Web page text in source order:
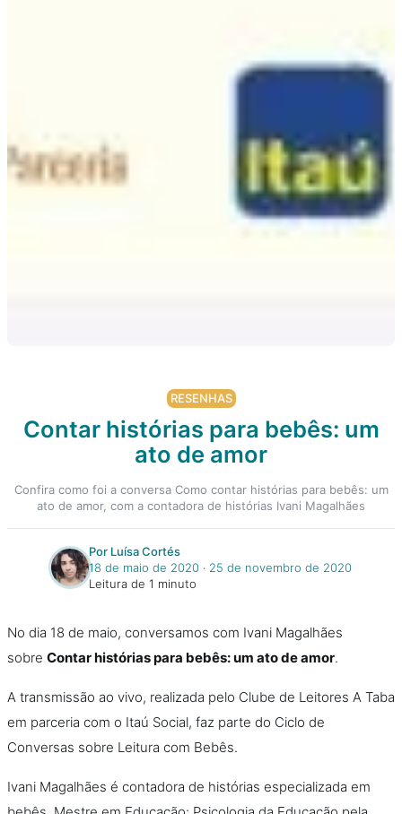
RESENHAS
Contar histórias para bebês: um
ato de amor
Confira como foi a conversa Como contar histórias para bebês: um
ato de amor, com a contadora de histórias Ivani Magalhães
Por Luísa Cortés
18 de maio de 2020‧ 25 de novembro de 2020
Leitura de 1 minuto
No dia 18 de maio, conversamos com Ivani Magalhães
sobre Contar histórias para bebês: um ato de amor.
A transmissão ao vivo, realizada pelo Clube de Leitores A Taba
em parceria com o Itaú Social, faz parte do Ciclo de
Conversas sobre Leitura com Bebês.
Ivani Magalhães é contadora de histórias especializada em